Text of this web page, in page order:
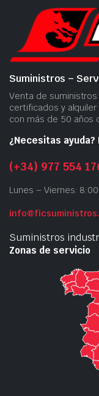
Suministros –
Venta de
certificados y
con más de 50 años
¿Necesitas ayuda?
(+34) 977 554
Lunes – Viernes:
Suministros
Zonas de servicio